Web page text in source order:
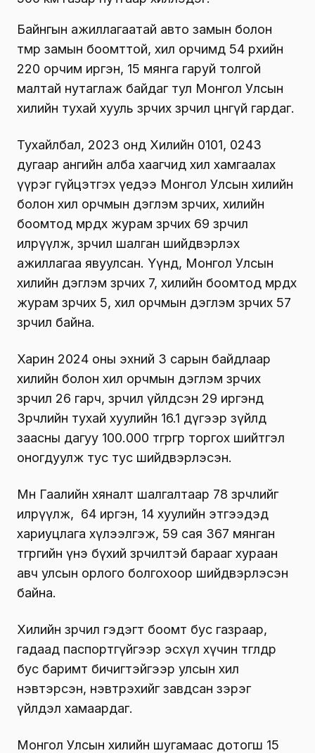
Байнгын ажиллагаатай авто замын болон
төмөр замын боомттой, хил орчимд 54 өрхийн
220 орчим иргэн, 15 мянга гаруй толгой
малтай нутаглаж байдаг тул Монгол Улсын
хилийн тухай хууль зөрчих зөрчил цөөнгүй гардаг.
Тухайлбал, 2023 онд Хилийн 0101, 0243
дугаар ангийн алба хаагчид хил хамгаалах
үүрэг гүйцэтгэх үедээ Монгол Улсын хилийн
болон хил орчмын дэглэм зөрчих, хилийн
боомтод мөрдөх журам зөрчих 69 зөрчил
илрүүлж, зөрчил шалган шийдвэрлэх
ажиллагаа явуулсан. Үүнд, Монгол Улсын
хилийн дэглэм зөрчих 7, хилийн боомтод мөрдөх
журам зөрчих 5, хил орчмын дэглэм зөрчих 57
зөрчил байна.
Харин 2024 оны эхний 3 сарын байдлаар
хилийн болон хил орчмын дэглэм зөрчих
зөрчил 26 гарч, зөрчил үйлдсэн 29 иргэнд
Зөрчлийн тухай хуулийн 16.1 дүгээр зүйлд
заасны дагуу 100.000 төгрөгөөр торгох шийтгэл
оногдуулж тус тус шийдвэрлэсэн.
Мөн Гаалийн хяналт шалгалтаар 78 зөрчлийг
илрүүлж, 64 иргэн, 14 хуулийн этгээдэд
хариуцлага хүлээлгэж, 59 сая 367 мянган
төгрөгийн үнэ бүхий зөрчилтэй барааг хураан
авч улсын орлого болгохоор шийдвэрлэсэн
байна.
Хилийн зөрчил гэдэгт боомт бус газраар,
гадаад паспортгүйгээр эсхүл хүчин төгөлдөр
бус баримт бичигтэйгээр улсын хил
нэвтэрсэн, нэвтрэхийг завдсан зэрэг
үйлдэл хамаардаг.
Монгол Улсын хилийн шугамаас дотогш 15